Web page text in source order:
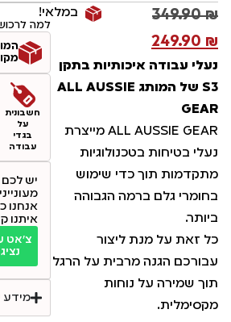
349.90₪
249.90 ₪
במלאי!
נעלי עבודה איכותיות בתקן
S3 של המותג ALL AUSSIE
GEAR
ALL AUSSIE GEAR מייצרת
נעלי בטיחות בטכנולוגיות
מתקדמות תוך כדי שימוש
בחומרי גלם ברמה הגבוהה
ביותר.
כל זאת על מנת ליצור
עבורכם הגנה מרבית על הרגל
תוך שמירה על נוחות
מקסימלית.
למה
חשבונית
על
בגדי
עבודה
יש
אנחנו
איתנו
צ׳אט
נציג
מידע